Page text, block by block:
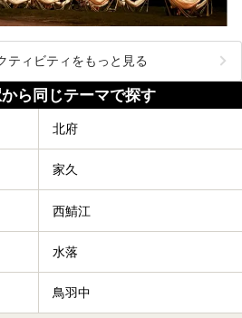
ティビティをもっと見る
ら同じテーマで探す
北府
家久
西鯖江
水落
鳥羽中